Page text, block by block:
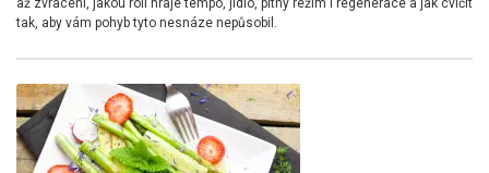
až zvracení, jakou roli hraje tempo, jídlo, pitný režim i regenerace a jak cvičit
tak, aby vám pohyb tyto nesnáze nepůsobil.